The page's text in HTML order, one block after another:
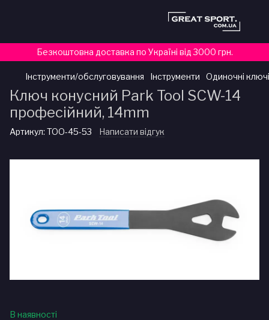
Безкоштовна доставка по Україні від 3000 грн.
Інструменти/обслуговування Інструменти Одиночні ключі
Ключ конусний Park Tool SCW-14
професійний, 14mm
Артикул: TOO-45-53 Написати відгук
В наявності